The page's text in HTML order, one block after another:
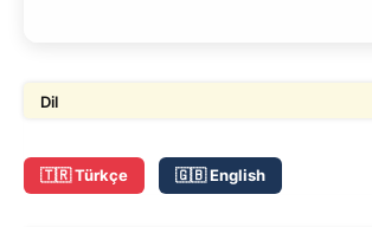
Dil
🇹🇷 Türkçe 🇬🇧 English